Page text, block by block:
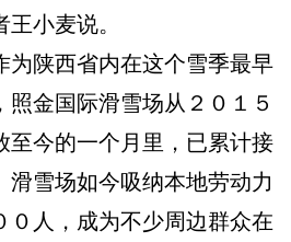
小麦说。
陕西省内在这个雪季最早
金国际滑雪场从２０１５
至今的一个月里，已累计接
雪场如今吸纳本地劳动力
０人，成为不少周边群众在